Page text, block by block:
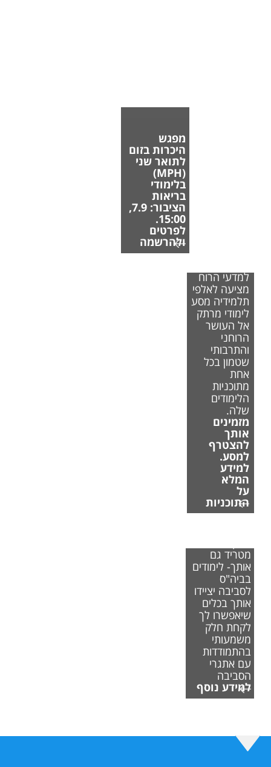
מפגש
היכרות בזום
לתואר שני
(MPH)
בלימודי
בריאות
הציבור: 7.9,
15:00.
לפרטים
ולהרשמה
למדעי הרוח
מציעה לאלפי
תלמידיה מסע
לימודי מרתק
אל העושר
הרוחני
והתרבותי
שטמון בכל
אחת
מתוכניות
הלימודים
שלה.
מזמינים
אותך
להצטרף
למסע.
למידע
המלא
על
התוכניות
מטריד גם
אותך- לימודים
בביה"ס
לסביבה יציידו
אותך בכלים
שיאפשרו לך
לקחת חלק
משמעותי
בהתמודדות
עם אתגרי
הסביבה
למידע נוסף